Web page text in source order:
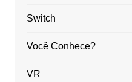
Switch
Você Conhece?
VR